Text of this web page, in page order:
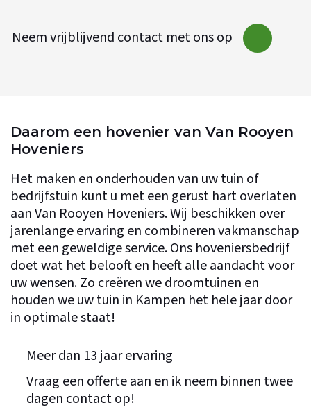
Neem vrijblijvend contact met ons op
Daarom een hovenier van Van Rooyen
Hoveniers
Het maken en onderhouden van uw tuin of
bedrijfstuin kunt u met een gerust hart overlaten
aan Van Rooyen Hoveniers. Wij beschikken over
jarenlange ervaring en combineren vakmanschap
met een geweldige service. Ons hoveniersbedrijf
doet wat het belooft en heeft alle aandacht voor
uw wensen. Zo creëren we droomtuinen en
houden we uw tuin in Kampen het hele jaar door
in optimale staat!
Meer dan 13 jaar ervaring
Vraag een offerte aan en ik neem binnen twee
dagen contact op!